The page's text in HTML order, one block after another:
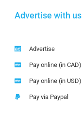
Advertise with us
Advertise
Pay online (in CAD)
Pay online (in USD)
Pay via Paypal